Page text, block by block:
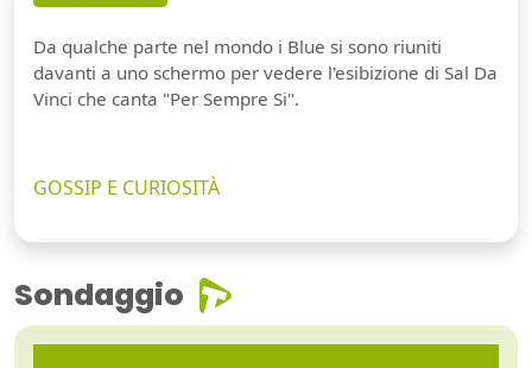
Da qualche parte nel mondo i Blue si sono riuniti
davanti a uno schermo per vedere l'esibizione di Sal Da
Vinci che canta "Per Sempre Si".
GOSSIP E CURIOSITÀ
Sondaggio